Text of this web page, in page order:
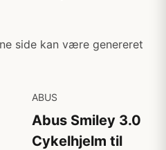
side kan være genereret
ABUS
Abus Smiley 3.0
Cykelhjelm til